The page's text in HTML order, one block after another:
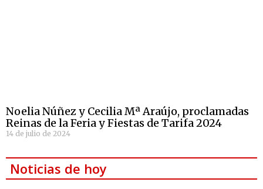
Noelia Núñez y Cecilia Mª Araújo, proclamadas
Reinas de la Feria y Fiestas de Tarifa 2024
14 de julio de 2024
Noticias de hoy